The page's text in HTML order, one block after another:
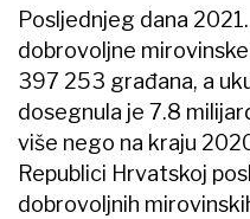
Posljednjeg dana
dobrovoljne
397 253 građana, a
dosegnula je 7.8
više nego na kraju
Republici Hrvatskoj
dobrovoljnih